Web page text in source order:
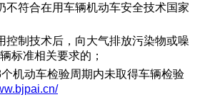
不符合在用车辆机动车安全技术国家
控制技术后，向大气排放污染物或噪
标准相关要求的；
个机动车检验周期内未取得车辆检验